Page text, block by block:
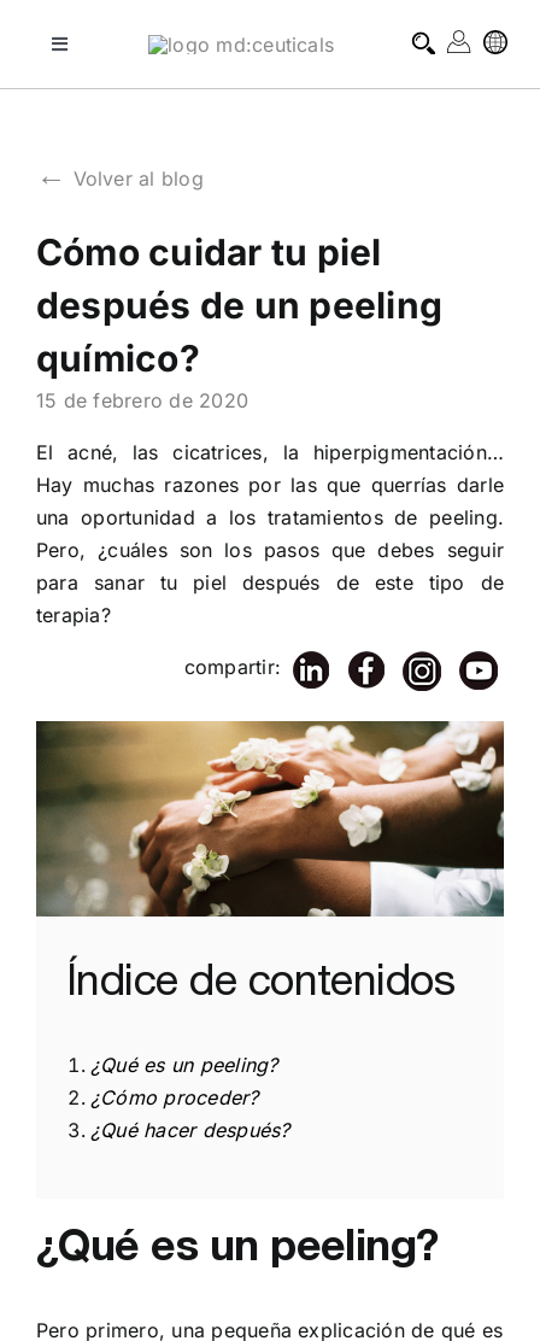
Toggle
tratamientos domiciliarios
blog
sobre md:ceuticals
← Volver al blog
Cómo cuidar tu piel
después de un peeling
químico?
15 de febrero de 2020
El acné, las cicatrices, la hiperpigmentación…
Hay muchas razones por las que querrías darle
una oportunidad a los tratamientos de peeling.
Pero, ¿cuáles son los pasos que debes seguir
para sanar tu piel después de este tipo de
terapia?
compartir:
Índice de contenidos
¿Qué es un peeling?
¿Cómo proceder?
¿Qué hacer después?
¿Qué es un peeling?
Pero primero, una pequeña explicación de qué es